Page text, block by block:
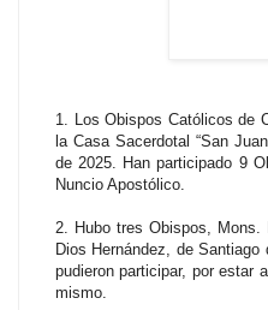
1. Los Obispos Católicos de
la Casa Sacerdotal “San
de 2025. Han participado 9
Nuncio Apostólico.
2. Hubo tres Obispos,
Dios Hernández, de
pudieron participar, por estar
mismo.